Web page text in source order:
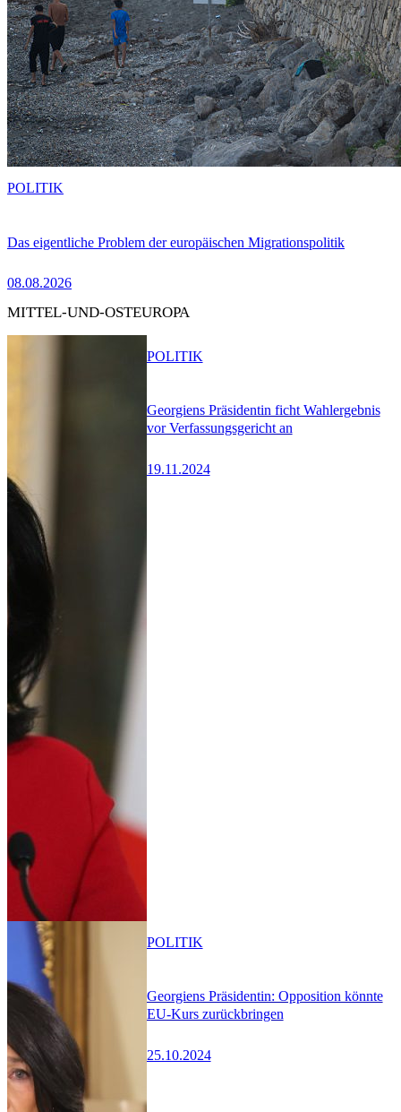
Das eigentliche Problem der europäischen Migrationspolitik
08.08.2026
POLITIK
MITTEL-UND-OSTEUROPA
Georgiens Präsidentin ficht Wahlergebnis
vor Verfassungsgericht an
19.11.2024
POLITIK
Georgiens Präsidentin: Opposition könnte
EU-Kurs zurückbringen
25.10.2024
POLITIK